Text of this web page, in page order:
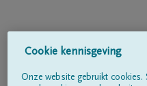
Cookie kennisgeving
Onze website gebruikt